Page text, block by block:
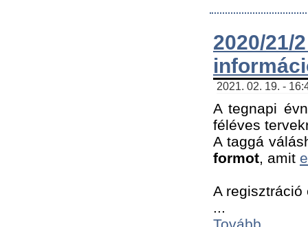
2020/
2021. 02. 19. -
A tegnapi
féléves
A taggá
formot, amit
A
...